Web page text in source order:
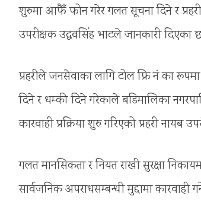
शुरुमा आफैँ फोन गरेर गलत सूचना दिने र प्रहरी
उपरीक्षक उद्धवसिंह भाटले जानकारी दिएका
प्रहरीले जनसेवाका लागि टोल फ्रि नं का
दिने र धम्की दिने गरेकाले बडिमालिका
कारवाही प्रक्रिया शुरु गरिएको प्रहरी नायब
गलत मानसिकता र नियत राखी सुरक्षा
सार्वजनिक अपराधसम्बन्धी मुद्दामा कारवाही